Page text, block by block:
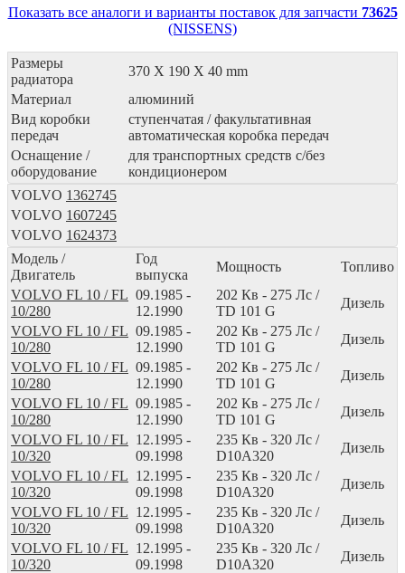
Показать все аналоги и варианты поставок для запчасти 73625
(NISSENS)
Размеры
радиатора
370 X 190 X 40 mm
Материал
алюминий
Вид коробки
передач
ступенчатая / факультативная
автоматическая коробка передач
Оснащение /
оборудование
для транспортных средств с/без
кондиционером
VOLVO 1362745
VOLVO 1607245
VOLVO 1624373
Модель /
Двигатель
Год
выпуска
Мощность
Топливо
VOLVO FL 10 / FL
10/280
09.1985 -
12.1990
202 Кв - 275 Лс /
TD 101 G
Дизель
VOLVO FL 10 / FL
10/280
09.1985 -
12.1990
202 Кв - 275 Лс /
TD 101 G
Дизель
VOLVO FL 10 / FL
10/280
09.1985 -
12.1990
202 Кв - 275 Лс /
TD 101 G
Дизель
VOLVO FL 10 / FL
10/280
09.1985 -
12.1990
202 Кв - 275 Лс /
TD 101 G
Дизель
VOLVO FL 10 / FL
10/320
12.1995 -
09.1998
235 Кв - 320 Лс /
D10A320
Дизель
VOLVO FL 10 / FL
10/320
12.1995 -
09.1998
235 Кв - 320 Лс /
D10A320
Дизель
VOLVO FL 10 / FL
10/320
12.1995 -
09.1998
235 Кв - 320 Лс /
D10A320
Дизель
VOLVO FL 10 / FL
10/320
12.1995 -
09.1998
235 Кв - 320 Лс /
D10A320
Дизель